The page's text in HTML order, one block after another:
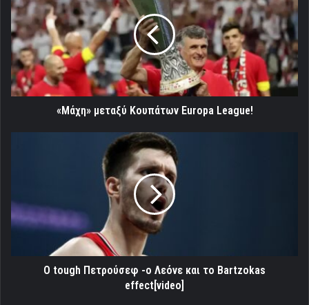
Κουπάτων
Europa
League!
«Μάχη» μεταξύ Κουπάτων Europa League!
και
το
effect[video]
Ο tough Πετρούσεφ -ο Λεόνε και το Bartzokas
effect[video]